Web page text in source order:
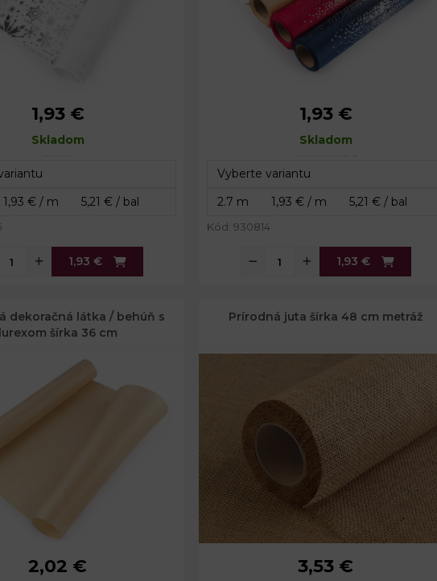
28 cm
1,93 €
Skladom
1,93 €
28 cm
1,93 €
Skladom
Kód: 930814
1,93 €
dekoračná látka / behúň s
lurexom šírka 36 cm
36 cm
2,02 €
Prírodná juta šírka 48 cm metráž
48 cm
3,53 €